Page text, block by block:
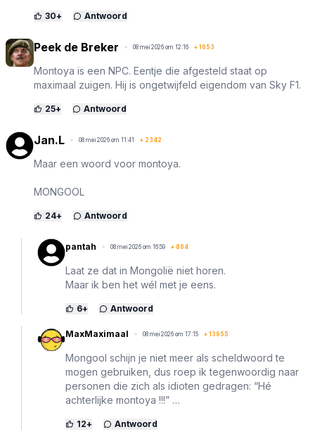
30+ Antwoord
Peek de Breker 08 mei 2026 om 12:16 + 1653
Montoya is een NPC. Eentje die afgesteld staat op
maximaal zuigen. Hij is ongetwijfeld eigendom van Sky F1.
25+ Antwoord
Jan.L 08 mei 2026 om 11:41 + 2342
Maar een woord voor montoya.
MONGOOL
24+ Antwoord
pantah 08 mei 2026 om 16:59 + 804
Laat ze dat in Mongolië niet horen.
Maar ik ben het wél met je eens.
6+ Antwoord
MaxMaximaal 08 mei 2026 om 17:15 + 13955
Mongool schijn je niet meer als scheldwoord te
mogen gebruiken, dus roep ik tegenwoordig naar
personen die zich als idioten gedragen: “Hé
achterlijke montoya !!!” …
12+ Antwoord